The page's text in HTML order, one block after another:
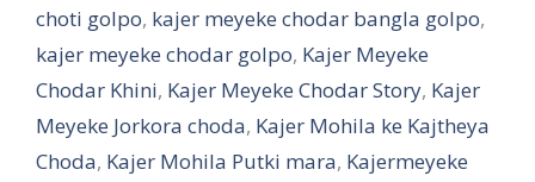
choti golpo, kajer meyeke chodar bangla golpo,
kajer meyeke chodar golpo, Kajer Meyeke
Chodar Khini, Kajer Meyeke Chodar Story, Kajer
Meyeke Jorkora choda, Kajer Mohila ke Kajtheya
Choda, Kajer Mohila Putki mara, Kajermeyeke